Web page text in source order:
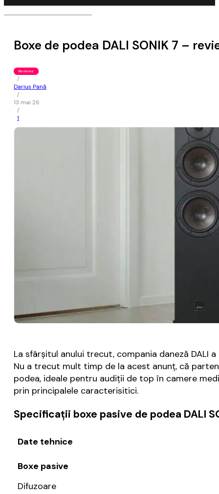
Boxe de podea DALI SONIK 7 –
Reviews
/
Darius Pană
/
13 mai 26
/
1
La sfârșitul anului trecut, compania daneză DALI
Nu a trecut mult timp de la acest anunț, că
podea, ideale pentru audiții de top în camere
prin principalele caracterisitici.
Specificații boxe pasive de podea DALI
Date tehnice
Boxe pasive
Difuzoare